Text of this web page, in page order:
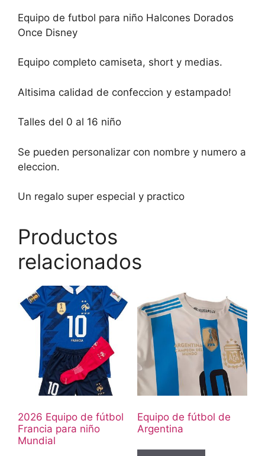
Equipo de futbol para niño Halcones Dorados
Once Disney
Equipo completo camiseta, short y medias.
Altisima calidad de confeccion y estampado!
Talles del 0 al 16 niño
Se pueden personalizar con nombre y numero a
eleccion.
Un regalo super especial y practico
Productos
relacionados
2026 Equipo de fútbol
Francia para niño
Mundial
Equipo de fútbol de
Argentina